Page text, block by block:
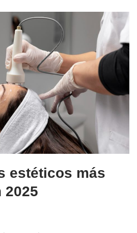
estéticos más
2025